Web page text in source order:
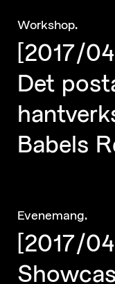
Workshop.
[2017/
Det
Babels
Evenemang.
[2017/